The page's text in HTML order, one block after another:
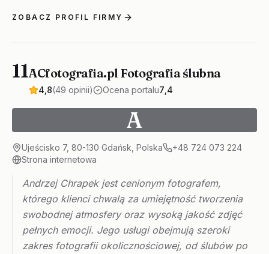
ZOBACZ PROFIL FIRMY
11ACfotografia.pl Fotografia ślubna
4,8(49 opinii) Ocena portalu7,4
A
Ujeścisko 7, 80-130 Gdańsk, Polska
+48 724 073 224
Strona internetowa
Andrzej Chrapek jest cenionym fotografem,
którego klienci chwalą za umiejętność tworzenia
swobodnej atmosfery oraz wysoką jakość zdjęć
pełnych emocji. Jego usługi obejmują szeroki
zakres fotografii okolicznościowej, od ślubów po